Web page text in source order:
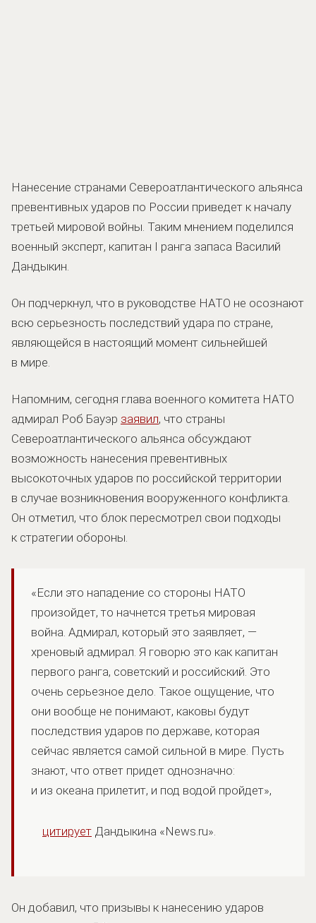
Нанесение странами Североатлантического альянса
превентивных ударов по России приведет к началу
третьей мировой войны. Таким мнением поделился
военный эксперт, капитан I ранга запаса Василий
Дандыкин.
Он подчеркнул, что в руководстве НАТО не осознают
всю серьезность последствий удара по стране,
являющейся в настоящий момент сильнейшей
в мире.
Напомним, сегодня глава военного комитета НАТО
адмирал Роб Бауэр заявил, что страны
Североатлантического альянса обсуждают
возможность нанесения превентивных
высокоточных ударов по российской территории
в случае возникновения вооруженного конфликта.
Он отметил, что блок пересмотрел свои подходы
к стратегии обороны.
«Если это нападение со стороны НАТО
произойдет, то начнется третья мировая
война. Адмирал, который это заявляет, —
хреновый адмирал. Я говорю это как капитан
первого ранга, советский и российский. Это
очень серьезное дело. Такое ощущение, что
они вообще не понимают, каковы будут
последствия ударов по державе, которая
сейчас является самой сильной в мире. Пусть
знают, что ответ придет однозначно:
и из океана прилетит, и под водой пройдет»,
цитирует Дандыкина «News.ru».
Он добавил, что призывы к нанесению ударов